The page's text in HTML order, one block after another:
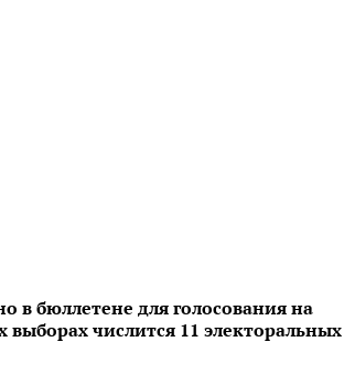
в бюллетене для голосования на
выборах числится 11 электоральных